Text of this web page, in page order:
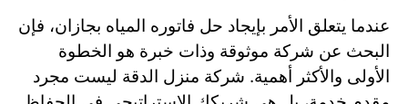
عندما يتعلق الأمر بإيجاد حل فاتوره المياه بجازان، فإن
البحث عن شركة موثوقة وذات خبرة هو الخطوة
الأولى والأكثر أهمية. شركة منزل الدقة ليست مجرد